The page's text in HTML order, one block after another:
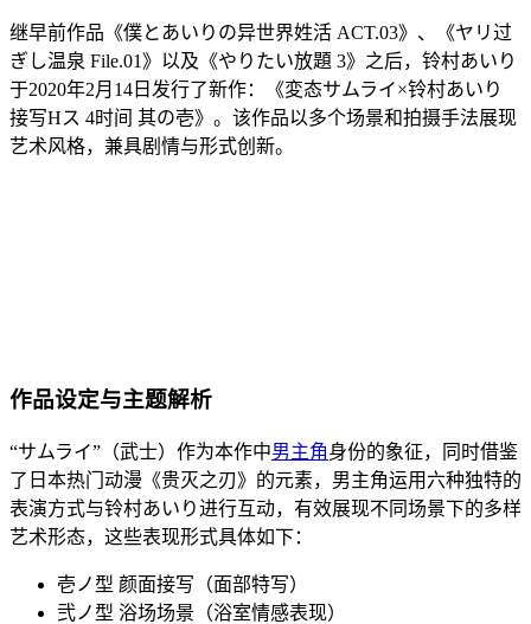
继早前作品《僕とあいりの异世界姓活 ACT.03》、《ヤリ过
ぎし温泉 File.01》以及《やりたい放題 3》之后，铃村あいり
于2020年2月14日发行了新作：《変态サムライ×铃村あいり
接写Hス 4时间 其の壱》。该作品以多个场景和拍摄手法展现
艺术风格，兼具剧情与形式创新。
作品设定与主题解析
“サムライ”（武士）作为本作中男主角身份的象征，同时借鉴
了日本热门动漫《贵灭之刃》的元素，男主角运用六种独特的
表演方式与铃村あいり进行互动，有效展现不同场景下的多样
艺术形态，这些表现形式具体如下：
壱ノ型 颜面接写（面部特写）
弐ノ型 浴场场景（浴室情感表现）